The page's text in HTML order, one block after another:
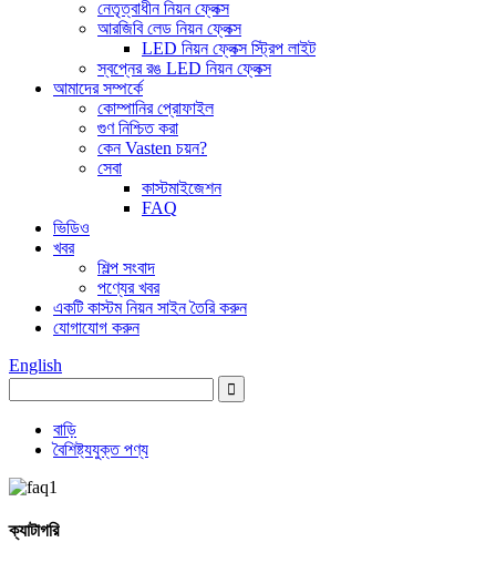
নেতৃত্বাধীন নিয়ন ফ্লেক্স
আরজিবি লেড নিয়ন ফ্লেক্স
LED নিয়ন ফ্লেক্স স্ট্রিপ লাইট
স্বপ্নের রঙ LED নিয়ন ফ্লেক্স
আমাদের সম্পর্কে
কোম্পানির প্রোফাইল
গুণ নিশ্চিত করা
কেন Vasten চয়ন?
সেবা
কাস্টমাইজেশন
FAQ
ভিডিও
খবর
শিল্প সংবাদ
পণ্যের খবর
একটি কাস্টম নিয়ন সাইন তৈরি করুন
যোগাযোগ করুন
English
বাড়ি
বৈশিষ্ট্যযুক্ত পণ্য
ক্যাটাগরি